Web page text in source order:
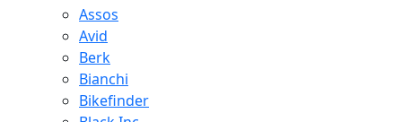
Assos
Avid
Berk
Bianchi
Bikefinder